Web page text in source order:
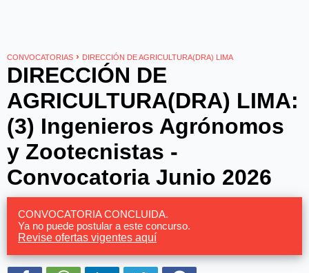
CONVOCATORIAS › DIRECCIÓN DE AGRICULTURA(DRA) LIMA
DIRECCIÓN DE
AGRICULTURA(DRA) LIMA:
(3) Ingenieros Agrónomos
y Zootecnistas -
Convocatoria Junio 2026
CONVOCATORIA CONCLUIDA.
Ya no puede postular a este concurso.
Revise ofertas vigentes aquí